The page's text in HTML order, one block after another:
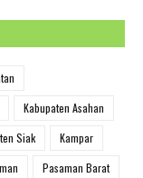
Kabupaten Asahan
Siak
Kampar
Pasaman Barat